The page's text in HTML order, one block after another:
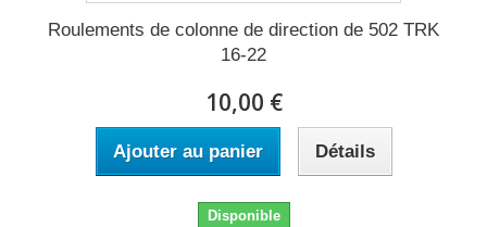
Roulements de colonne de direction de 502 TRK
16-22
10,00 €
Ajouter au panier Détails
Disponible